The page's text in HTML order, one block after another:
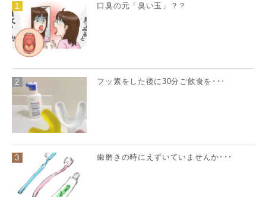
1 口臭の元「臭い玉」？？
2 フッ素をした後に30分ご飲食を･･･
3 歯磨きの時にえずいていませんか･･･